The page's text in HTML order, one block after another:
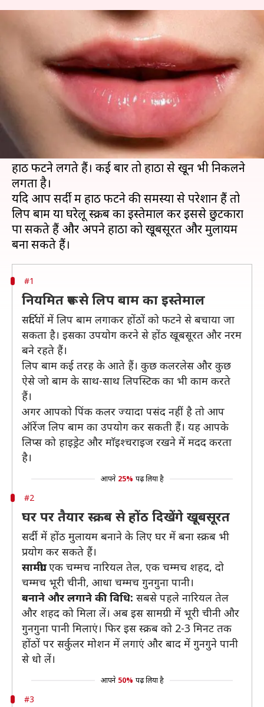
सर्दियों में फटे होठों को कहें अलविदा,
इस्तेमाल करें घर पर बना स्क्रब
ईशा शर्मा Jan 04, 2020 06:20 pm
होंठ केवल चेहरे की मु्स्कान ही नहीं बल्कि यह हमारे
व्यक्तित्व को भी प्रभावित करते हैं।
ठंड में सर्द हवाएं त्वचा की नमी को कम कर देती है, जिससे
होंठ फटने लगते हैं। कई बार तो होंठों से खून भी निकलने
लगता है।
यदि आप सर्दी में होंठ फटने की समस्या से परेशान हैं तो
लिप बाम या घरेलू स्क्रब का इस्तेमाल कर इससे छुटकारा
पा सकते हैं और अपने होंठों को खूबसूरत और मुलायम
#1
नियमित रूप से लिप बाम का इस्तेमाल
सर्दियों में लिप बाम लगाकर होंठों को फटने से बचाया जा
सकता है। इसका उपयोग करने से होंठ खूबसूरत और नरम
बने रहते हैं।
लिप बाम कई तरह के आते हैं। कुछ कलरलेस और कुछ
ऐसे जो बाम के साथ-साथ लिपस्टिक का भी काम करते
हैं।
अगर आपको पिंक कलर ज्यादा पसंद नहीं है तो आप
ऑरेंज लिप बाम का उपयोग कर सकती हैं। यह आपके
लिप्स को हाइड्रेट और माॅइश्चराइज रखने में मदद करता
है।
आपने 25% पढ़ लिया है
#2
घर पर तैयार स्क्रब से होंठ दिखेंगे खूबसूरत
सर्दी में होंठ मुलायम बनाने के लिए घर में बना स्क्रब भी
प्रयोग कर सकते हैं।
सामग्री:एक चम्मच नारियल तेल, एक चम्मच शहद, दो
चम्मच भूरी चीनी, आधा चम्मच गुनगुना पानी।
बनाने और लगाने की विधि: सबसे पहले नारियल तेल
और शहद को मिला लें। अब इस सामग्री में भूरी चीनी और
गुनगुना पानी मिलाएं। फिर इस स्क्रब को 2-3 मिनट तक
होंठों पर सर्कुलर मोशन में लगाएं और बाद में गुनगुने पानी
से धो लें।
आपने 50% पढ़ लिया है
#3